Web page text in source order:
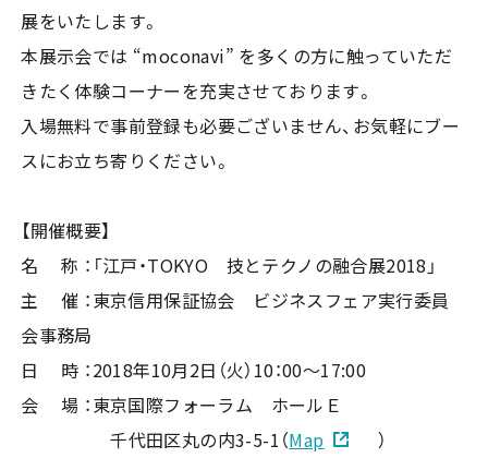
展をいたします。
本展示会では “moconavi” を多くの方に触っていただ
きたく体験コーナーを充実させております。
入場無料で事前登録も必要ございません、お気軽にブー
スにお立ち寄りください。
【開催概要】
名 称 ：「江戸・TOKYO 技とテクノの融合展2018」
主 催 ：東京信用保証協会 ビジネスフェア実行委員
会事務局
日 時 ：2018年10月2日（火）10：00～17:00
会 場 ：東京国際フォーラム ホールＥ
千代田区丸の内3-5-1（Map
）